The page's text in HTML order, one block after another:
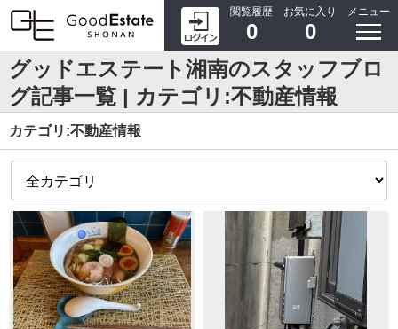
閲覧履歴
0
お気に入り
0
メニュー
グッドエステート湘南のスタッフブロ
グ記事一覧 | カテゴリ:不動産情報
カテゴリ:不動産情報